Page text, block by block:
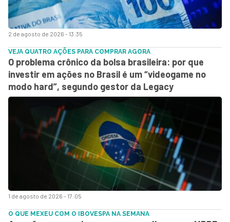
2 de agosto de 2026 - 13:35
1 de agosto de 2026 - 17:05
VEJA QUATRO AÇÕES PARA COMPRAR AGORA
O problema crônico da bolsa brasileira: por que
investir em ações no Brasil é um “videogame no
modo hard”, segundo gestor da Legacy
O QUE MEXEU COM O IBOVESPA NA SEMANA